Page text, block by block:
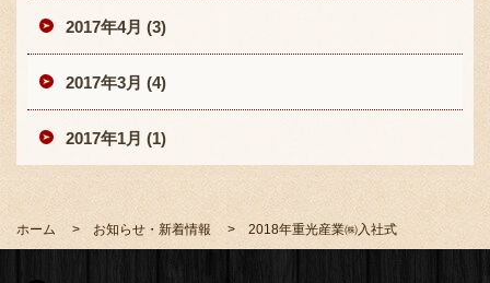
2017年4月 (3)
2017年3月 (4)
2017年1月 (1)
ホーム お知らせ・新着情報 2018年重光産業㈱入社式